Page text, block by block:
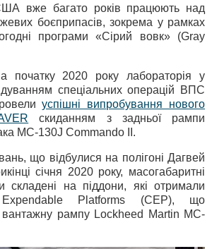
вже багато років працюють над
боєприпасів, зокрема у рамках
програми «Сірий вовк» (Gray
початку 2020 року лабораторія у
спеціальних операцій ВПС
успішні випробування нового
скиданням з задньої рампи
MC-130J Commando II.
що відбулися на полігоні Дагвей
січня 2020 року, масогабаритні
складені на піддони, які отримали
Platforms (CEP), що
вантажну рампу Lockheed Martin MC-